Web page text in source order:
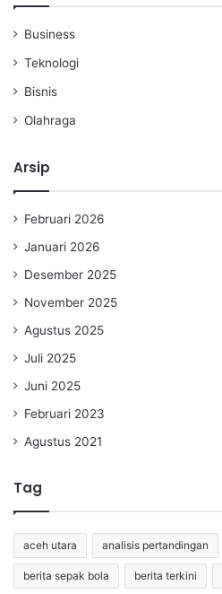
Business
Teknologi
Bisnis
Olahraga
Arsip
Februari 2026
Januari 2026
Desember 2025
November 2025
Agustus 2025
Juli 2025
Juni 2025
Februari 2023
Agustus 2021
Tag
aceh utara analisis pertandingan
berita sepak bola berita terkini